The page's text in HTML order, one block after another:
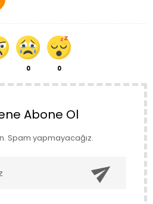
0 0
Abone Ol
Spam yapmayacağız.
